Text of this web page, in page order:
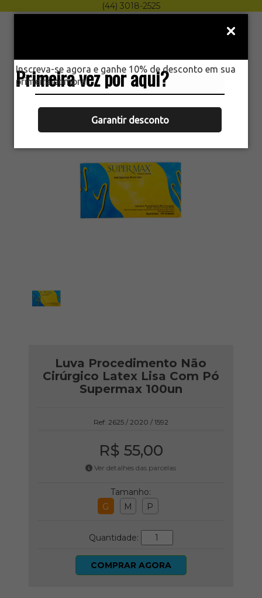
Primeira vez por aqui?
Inscreva-se agora e ganhe 10% de desconto em sua
primeira compra.
Garantir desconto
(44) 3018-2525
Menu
HOME
LUVA PROCEDIMENTO NÃO CIRÚRGICO
LATEX LISA COM PÓ SUPERMAX 100UN
Luva Procedimento Não
Cirúrgico Latex Lisa Com Pó
Supermax 100un
Ref: 2625 / 2020 / 1592
R$ 55,00
Ver detalhes das parcelas
Tamanho:
G
M P
Quantidade:
COMPRAR AGORA